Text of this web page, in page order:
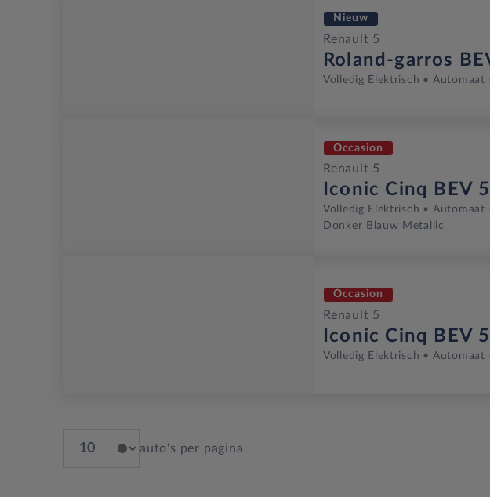
Nieuw
Renault 5
Roland-garros
Volledig Elektrisch Automaat
Occasion
Renault 5
Iconic Cinq BEV
Volledig Elektrisch Automaat
Donker Blauw Metallic
Occasion
Renault 5
Iconic Cinq BEV
Volledig Elektrisch Automaat
auto's per pagina